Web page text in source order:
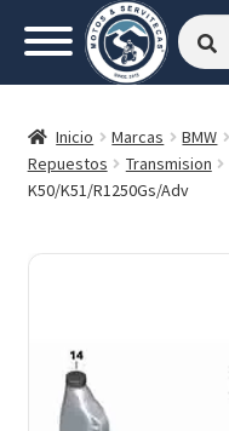
Buscar
por:
Buscar
Inicio Marcas BMW
Repuestos
Transmision
K50/K51/R1250Gs/Adv